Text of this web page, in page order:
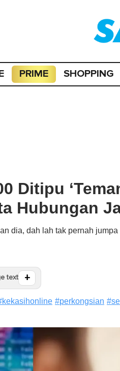
PRIME SHOPPING
Ditipu
Hubungan
dia, dah lah tak pernah jumpa
text +
kekasihonline #perkongsian #